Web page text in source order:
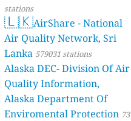
stations
🇱🇰AirShare - National
Air Quality Network, Sri
Lanka 579031 stations
Alaska DEC- Division Of Air
Quality Information,
Alaska Department Of
Enviromental Protection 73